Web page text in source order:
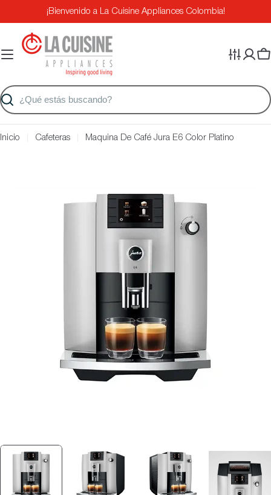
al
contenido
¡Bienvenido a La Cuisine Appliances Colombia!
Buscar
Inicio Cafeteras Maquina De Café Jura E6 Color Platino